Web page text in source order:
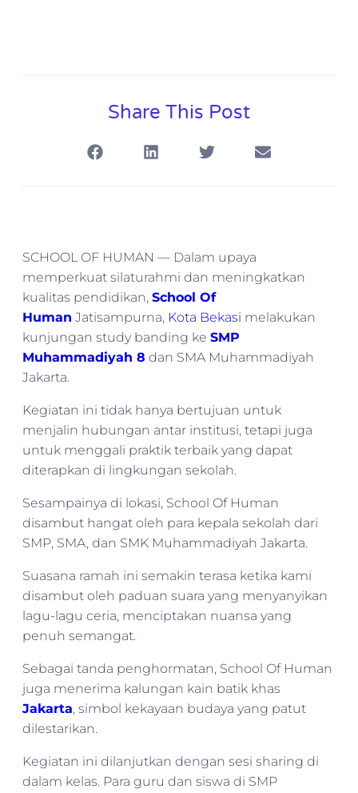
Share This Post
SCHOOL OF HUMAN — Dalam upaya
memperkuat silaturahmi dan meningkatkan
kualitas pendidikan, School Of
Human Jatisampurna, Kota Bekasi melakukan
kunjungan study banding ke SMP
Muhammadiyah 8 dan SMA Muhammadiyah
Jakarta.
Kegiatan ini tidak hanya bertujuan untuk
menjalin hubungan antar institusi, tetapi juga
untuk menggali praktik terbaik yang dapat
diterapkan di lingkungan sekolah.
Sesampainya di lokasi, School Of Human
disambut hangat oleh para kepala sekolah dari
SMP, SMA, dan SMK Muhammadiyah Jakarta.
Suasana ramah ini semakin terasa ketika kami
disambut oleh paduan suara yang menyanyikan
lagu-lagu ceria, menciptakan nuansa yang
penuh semangat.
Sebagai tanda penghormatan, School Of Human
juga menerima kalungan kain batik khas
Jakarta, simbol kekayaan budaya yang patut
dilestarikan.
Kegiatan ini dilanjutkan dengan sesi sharing di
dalam kelas. Para guru dan siswa di SMP